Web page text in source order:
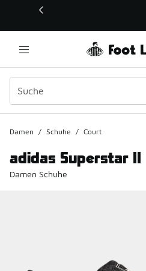
Dieser Link öffnet sich in einem
Damen / Schuhe / Court
adidas Superstar II
Damen Schuhe